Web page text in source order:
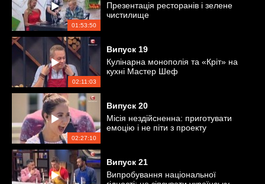
01:53:50
Презентація ресторанів і зелене
чистилище
02:11:03
Випуск 19
Кулінарна монополія та «Кріт» на
кухні Мастер Шеф
02:27:10
Випуск 20
Місія нездійсненна: приготувати
емоцію і не піти з проекту
Випуск 21
Випробування національної